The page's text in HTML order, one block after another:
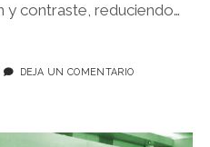
y contraste, reduciendo…
DEJA UN COMENTARIO